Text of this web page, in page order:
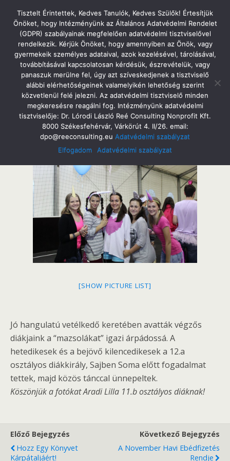
Tatabányai Árpád Gimnázium
2015. Szeptember 28. Hétfő
Mazsolaavatás Az Árpádban
Megosztás Tweet Pin Email SMS
[SHOW PICTURE LIST]
Jó hangulatú vetélkedő keretében avatták végzős
diákjaink a “mazsolákat” igazi árpádossá. A
hetedikesek és a bejövő kilencedikesek a 12.a
osztályos diákkirály, Sajben Soma előtt fogadalmat
tettek, majd közös tánccal ünnepeltek.
Köszönjük a fotókat Aradi Lilla 11.b osztályos diáknak!
Előző Bejegyzés
Hozz Egy Könyvet
Kárpátaljáért!
Következő Bejegyzés
A November Havi Ebédfizetés
Rendje
Tisztelt Érintettek, Kedves Tanulók, Kedves Szülők! Értesítjük
Önöket, hogy Intézményünk az Általános Adatvédelmi Rendelet
(GDPR) szabályainak megfelelően adatvédelmi tisztviselővel
rendelkezik. Kérjük Önöket, hogy amennyiben az Önök, vagy
gyermekeik személyes adataival, azok kezelésével, tárolásával,
továbbításával kapcsolatosan kérdésük, észrevételük, vagy
panaszuk merülne fel, úgy azt szíveskedjenek a tisztviselő
alábbi elérhetőségeinek valamelyikén lehetőség szerint
közvetlenül felé jelezni. Az adatvédelmi tisztviselő minden
megkeresésre reagálni fog. Intézményünk adatvédelmi
tisztviselője: Dr. Lórodi László Reé Consulting Nonprofit Kft.
8000 Székesfehérvár, Várkörút 4. II/26. email:
dpo@reeconsulting.eu Adatvédelmi szabályzat
Elfogadom
Adatvédelmi szabályzat